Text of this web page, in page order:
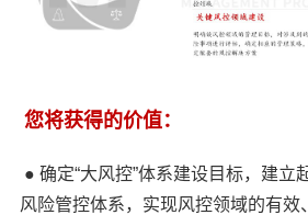
您将获得的价值：
● 确定“大风控”体系建设目标，建立
风险管控体系，实现风控领域的有效